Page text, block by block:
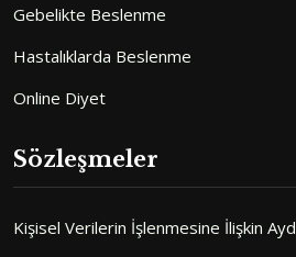
Gebelikte Beslenme
Hastalıklarda Beslenme
Online Diyet
Sözleşmeler
Kişisel Verilerin İşlenmesine İlişkin